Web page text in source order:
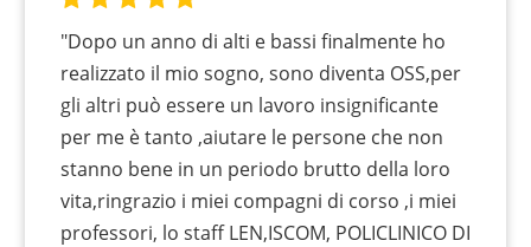
"Dopo un anno di alti e bassi finalmente ho
realizzato il mio sogno, sono diventa OSS,per
gli altri può essere un lavoro insignificante
per me è tanto ,aiutare le persone che non
stanno bene in un periodo brutto della loro
vita,ringrazio i miei compagni di corso ,i miei
professori, lo staff LEN,ISCOM, POLICLINICO DI